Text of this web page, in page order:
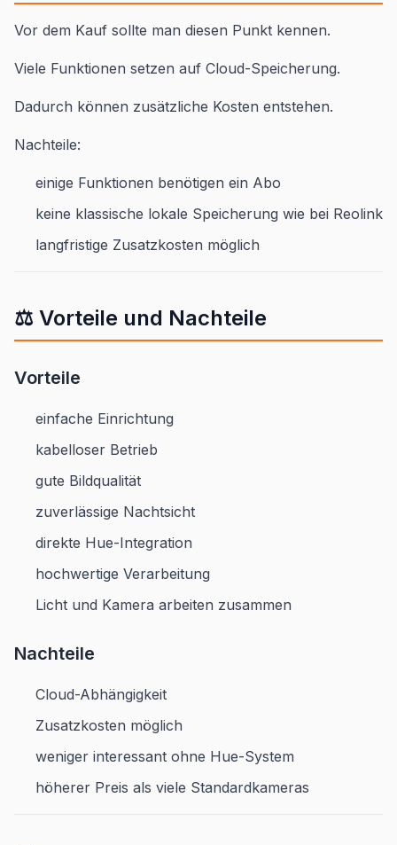
Vor dem Kauf sollte man diesen Punkt kennen.
Viele Funktionen setzen auf Cloud-Speicherung.
Dadurch können zusätzliche Kosten entstehen.
Nachteile:
einige Funktionen benötigen ein Abo
keine klassische lokale Speicherung wie bei Reolink
langfristige Zusatzkosten möglich
⚖️ Vorteile und Nachteile
Vorteile
einfache Einrichtung
kabelloser Betrieb
gute Bildqualität
zuverlässige Nachtsicht
direkte Hue-Integration
hochwertige Verarbeitung
Licht und Kamera arbeiten zusammen
Nachteile
Cloud-Abhängigkeit
Zusatzkosten möglich
weniger interessant ohne Hue-System
höherer Preis als viele Standardkameras